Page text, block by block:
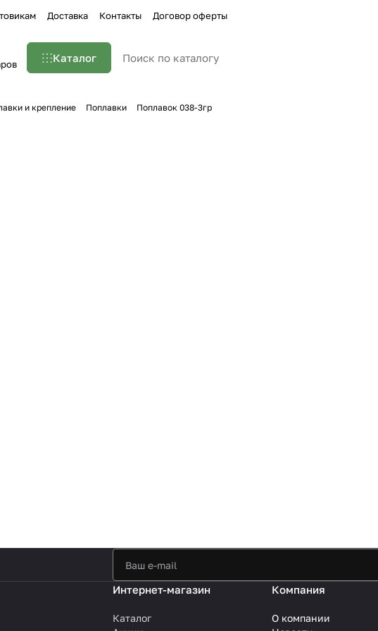
Доставка Контакты Договор оферты
Каталог
и крепление Поплавки Поплавок 038-3гр
Интернет-магазин
Каталог
Компания
О компании